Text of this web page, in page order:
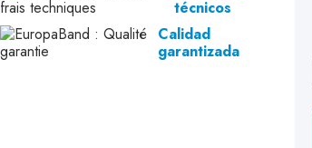
técnicos
Calidad
garantizada